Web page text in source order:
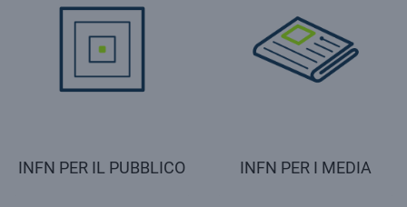
INFN PER IL PUBBLICO INFN PER I MEDIA